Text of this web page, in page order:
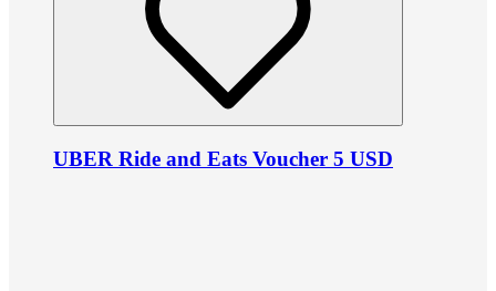
UBER Ride and Eats Voucher 5 USD